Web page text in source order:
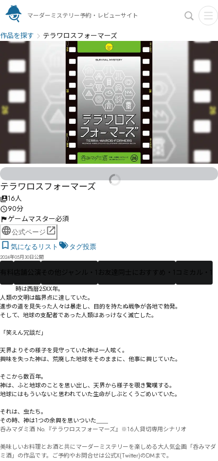
マーダーミステリー予約・レビューサイト
作品を探す テラワロスフォーマーズ
テラワロスフォーマーズ
16人
90分
ゲームマスター必須
公式ページ
気になるリスト
タグ投票
2024年05月30日公開
有料 店舗公演 その他ジャンル・1 お友達同士におすすめ・1 コミカル・1
人類の文明は臨界点に達していた。
進歩の道を見失った人々は暴走し、目的を持たぬ戦争が各地で勃発。
そして、地球の支配者であった人類はあっけなく滅亡した。
「笑えん冗談だ」
天界よりその様子を見守っていた神は一人呟く。
興味を失った神は、荒廃した地球をそのままに、他事に興じていた。
そこから数百年。
神は、ふと地球のことを思い出し、天界から様子を覗き驚嘆する。
地球にはもういないと思われていた生命がしぶとくうごめいていた。
それは、虫たち。
その時、神は1つの余興を思いついた＿＿
呑みマダミ酒 No.『テラワロスフォーマーズ』※16人貸切専用シナリオ
美味しいお料理とお酒と共にマーダーミステリーを楽しめる大人気企画「呑みマダ
ミ酒」の作品です。ご予約やお問合せは公式X(Twitter)のDMまで。